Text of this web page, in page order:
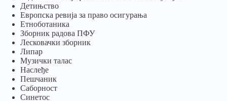
Детињство
Европска ревија за право осигурања
Eтноботаника
Зборник радова ПФУ
Лесковачки зборник
Липар
Музички талас
Наслеђе
Пешчаник
Саборност
Синетос